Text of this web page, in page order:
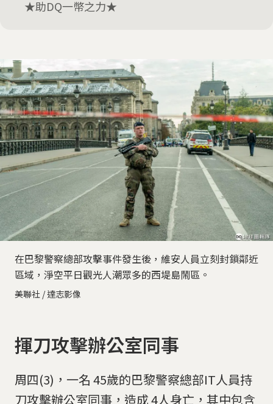
★助DQ一幣之力★
在巴黎警察總部攻擊事件發生後，維安人員立刻封鎖鄰近
區域，淨空平日觀光人潮眾多的西堤島鬧區。
美聯社 / 達志影像
揮刀攻擊辦公室同事
周四(3)，一名 45歲的巴黎警察總部IT人員持
刀攻擊辦公室同事，造成 4人身亡，其中包含